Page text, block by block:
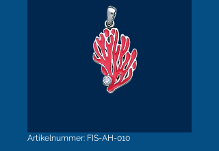
Artikelnummer: FIS-AH-010